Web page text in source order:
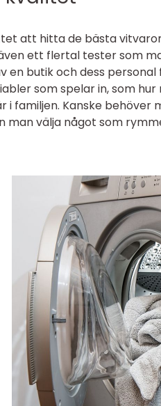
att hitta de bästa
ett flertal tester som
en butik och dess
som spelar in, som
i familjen. Kanske
man välja något som